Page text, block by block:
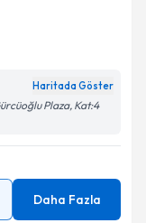
Haritada Göster
Plaza, Kat:4
Daha Fazla